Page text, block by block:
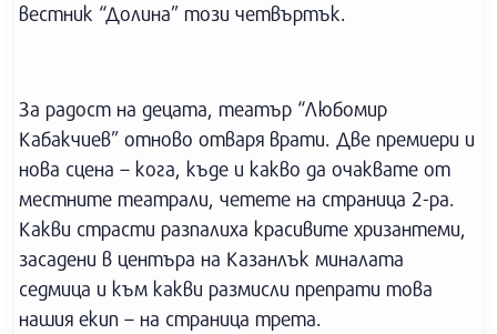
вестник “Долина” този четвъртък.
За радост на децата, театър “Любомир
Кабакчиев” отново отваря врати. Две премиери и
нова сцена – кога, къде и какво да очаквате от
местните театрали, четете на страница 2-ра.
Какви страсти разпалиха красивите хризантеми,
засадени в центъра на Казанлък миналата
седмица и към какви размисли препрати това
нашия екип – на страница трета.